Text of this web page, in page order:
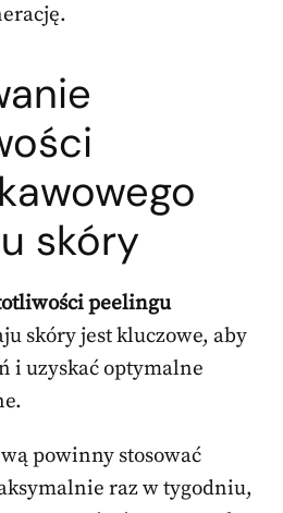
skóry
peelingu
skóry jest kluczowe, aby
i uzyskać optymalne
powinny stosować
raz w tygodniu,